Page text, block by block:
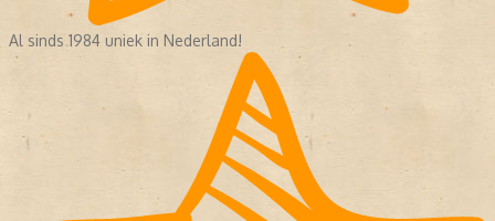
Al sinds 1984 uniek in Nederland!